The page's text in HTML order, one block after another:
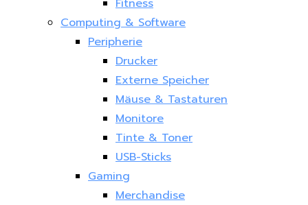
Fitness
Computing & Software
Peripherie
Drucker
Externe Speicher
Mäuse & Tastaturen
Monitore
Tinte & Toner
USB-Sticks
Gaming
Merchandise